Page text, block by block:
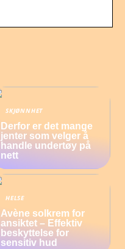
SKJØNNHET
Derfor er det mange
jenter som velger å
handle undertøy på
nett
HELSE
Avène solkrem for
ansiktet – Effektiv
beskyttelse for
sensitiv hud